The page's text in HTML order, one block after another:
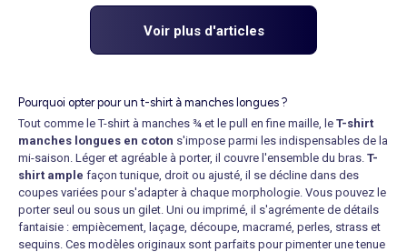
Voir plus d'articles
Pourquoi opter pour un t-shirt à manches longues ?
Tout comme le T-shirt à manches ¾ et le pull en fine maille, le T-shirt
manches longues en coton s'impose parmi les indispensables de la
mi-saison. Léger et agréable à porter, il couvre l'ensemble du bras. T-
shirt ample façon tunique, droit ou ajusté, il se décline dans des
coupes variées pour s'adapter à chaque morphologie. Vous pouvez le
porter seul ou sous un gilet . Uni ou imprimé, il s'agrémente de détails
fantaisie : empiècement, laçage, découpe, macramé, perles, strass et
sequins. Ces modèles originaux sont parfaits pour pimenter une tenue